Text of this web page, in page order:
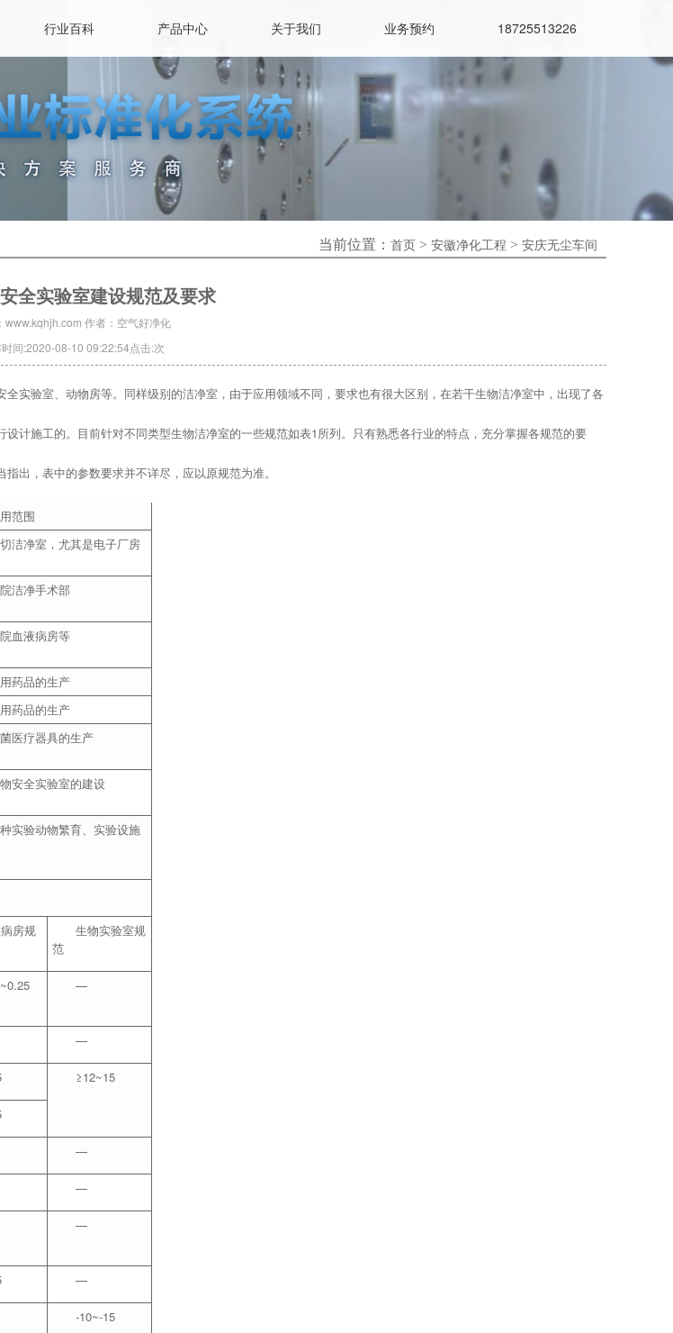
行业百科 产品中心 关于我们 业务预约 18725513226
当前位置： 首页 > 安徽净化工程 > 安庆无尘车间
全实验室建设规范及要求
www.kqhjh.com 作者：空气好净化
时间:2020-08-10 09:22:54点击:次
实验室、动物房等。同样级别的洁净室，由于应用领域不同，要求也有很大区别，在若干生物洁净室中，出现了各
计施工的。目前针对不同类型生物洁净室的一些规范如表1所列。只有熟悉各行业的特点，充分掌握各规范的要
出，表中的参数要求并不详尽，应以原规范为准。
范围
洁净室，尤其是电子厂房
洁净手术部
血液病房等
药品的生产
药品的生产
医疗器具的生产
安全实验室的建设
实验动物繁育、实验设施
房规
生物实验室规
范
—
—
≥12~15
—
—
—
—
-10~-15